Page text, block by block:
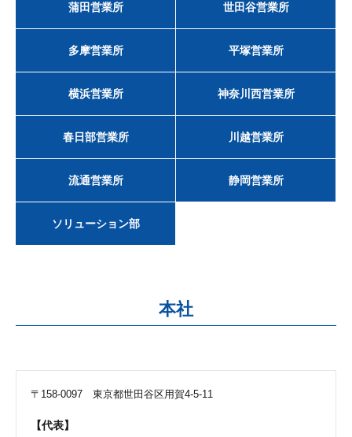
蒲田営業所 世田谷営業所
多摩営業所 平塚営業所
横浜営業所 神奈川西営業所
春日部営業所 川越営業所
流通営業所 静岡営業所
ソリューション部
本社
〒158-0097 東京都世田谷区用賀4-5-11
【代表】